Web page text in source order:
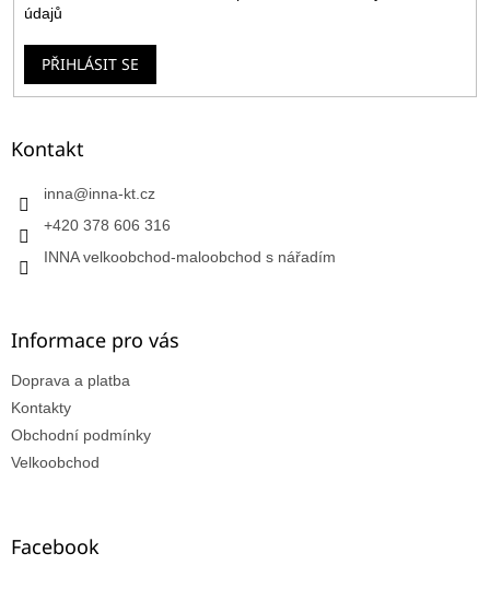
údajů
PŘIHLÁSIT SE
Kontakt
inna@inna-kt.cz
+420 378 606 316
INNA velkoobchod-maloobchod s nářadím
Informace pro vás
Doprava a platba
Kontakty
Obchodní podmínky
Velkoobchod
Facebook